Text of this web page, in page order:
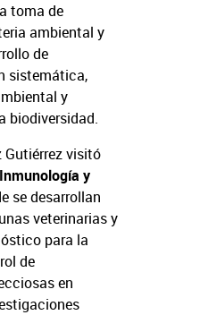
toma de
ambiental y
de
sistemática,
y
biodiversidad.
Gutiérrez visitó
y
se desarrollan
veterinarias y
para la
de
en